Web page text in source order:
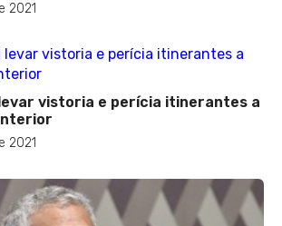
2021
vistoria e perícia itinerantes a
2021